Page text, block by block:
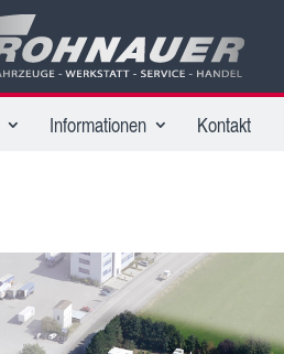
Informationen Kontakt